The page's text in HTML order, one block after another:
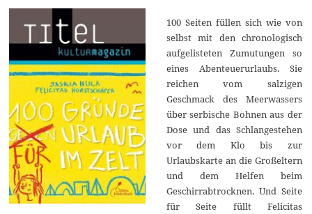
100 Seiten füllen sich wie von
selbst mit den chronologisch
aufgelisteten Zumutungen so
eines Abenteuerurlaubs. Sie
reichen vom salzigen
Geschmack des Meerwassers
über serbische Bohnen aus der
Dose und das Schlangestehen
vor dem Klo bis zur
Urlaubskarte an die Großeltern
und dem Helfen beim
Geschirrabtrocknen. Und Seite
für Seite füllt Felicitas